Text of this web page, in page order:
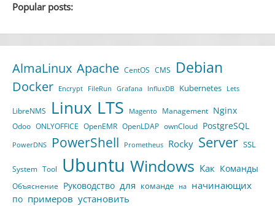
Popular posts:
AlmaLinux Apache CentOS CMS Debian
Docker Encrypt FileRun Grafana InfluxDB Kubernetes Lets
LibreNMS Linux LTS Magento Management Nginx
Odoo ONLYOFFICE OpenEMR OpenLDAP ownCloud PostgreSQL
PowerDNS PowerShell Prometheus Rocky Server SSL
System Tool Ubuntu Windows Как Команды
Объяснение Руководство для команде на начинающих
по примеров установить